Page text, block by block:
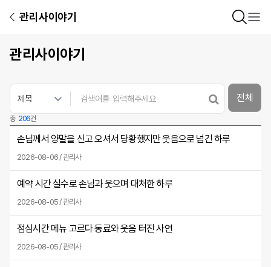
관리사이야기
관리사이야기
총 206건
전체
손님께서 양말을 신고 오셔서 당황했지만 웃음으로 넘긴 하루
2026-08-06 / 관리사
예약 시간 실수로 손님과 웃으며 대처한 하루
2026-08-05 / 관리사
점심시간 메뉴 고르다 동료와 웃음 터진 사연
2026-08-05 / 관리사